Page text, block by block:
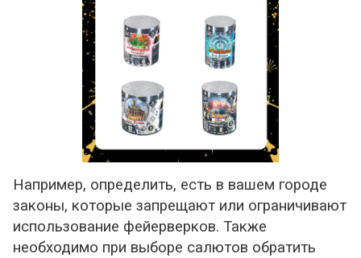
Например, определить, есть в вашем городе
законы, которые запрещают или ограничивают
использование фейерверков. Также
необходимо при выборе салютов обратить